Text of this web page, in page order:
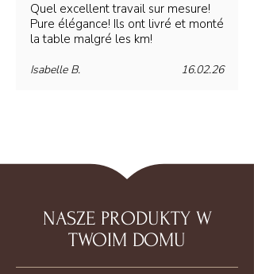
Quel excellent travail sur mesure!
Pure élégance! Ils ont livré et monté
la table malgré les km!
16.02.26
Isabelle B.
NASZE PRODUKTY W
TWOIM DOMU